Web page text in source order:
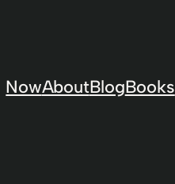
NowAboutBlogBooks